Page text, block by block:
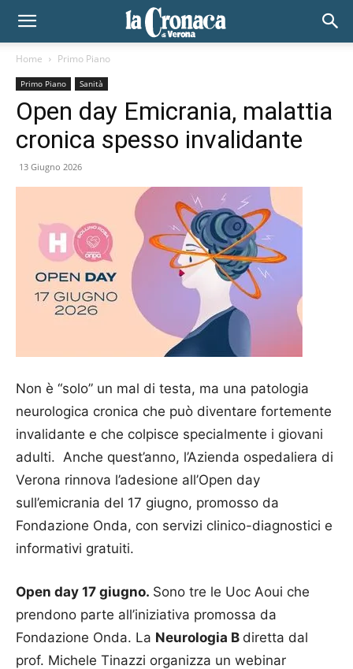
Home Primo Piano
Primo Piano Sanità
Open day Emicrania, malattia
cronica spesso invalidante
13 Giugno 2026
Non è “solo” un mal di testa, ma una patologia
neurologica cronica che può diventare fortemente
invalidante e che colpisce specialmente i giovani
adulti. Anche quest’anno, l’Azienda ospedaliera di
Verona rinnova l’adesione all’Open day
sull’emicrania del 17 giugno, promosso da
Fondazione Onda, con servizi clinico-diagnostici e
informativi gratuiti.
Open day 17 giugno. Sono tre le Uoc Aoui che
prendono parte all’iniziativa promossa da
Fondazione Onda. La Neurologia B diretta dal
prof. Michele Tinazzi organizza un webinar